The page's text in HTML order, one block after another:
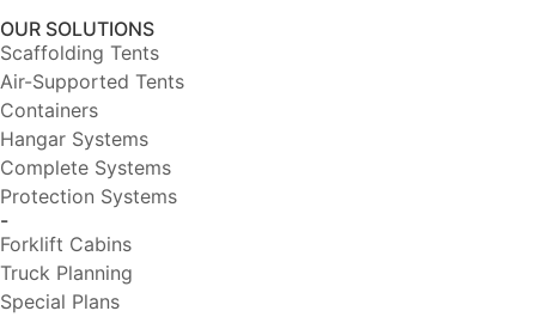
OUR SOLUTIONS
Scaffolding Tents
Air-Supported Tents
Containers
Hangar Systems
Complete Systems
Protection Systems
-
Forklift Cabins
Truck Planning
Special Plans